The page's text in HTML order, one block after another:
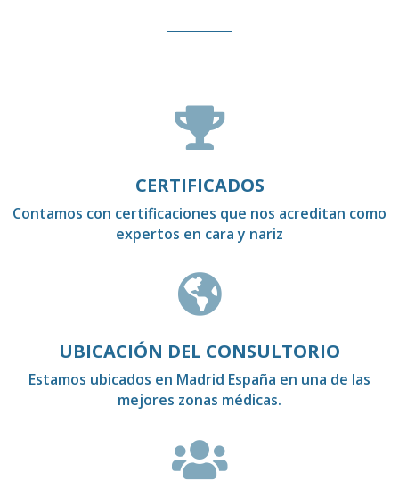

CERTIFICADOS
Contamos con certificaciones que nos acreditan como
expertos en cara y nariz

UBICACIÓN DEL CONSULTORIO
Estamos ubicados en Madrid España en una de las
mejores zonas médicas.
